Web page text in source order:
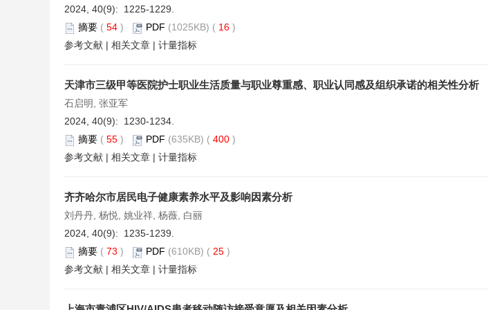
2024, 40(9): 1225-1229.
摘要 ( 54 ) PDF (1025KB) ( 16 )
参考文献 | 相关文章 | 计量指标
天津市三级甲等医院护士职业生活质量与职业尊重感、职业认同感及组织承诺的相关性分析
石启明, 张亚军
2024, 40(9): 1230-1234.
摘要 ( 55 ) PDF (635KB) ( 400 )
参考文献 | 相关文章 | 计量指标
齐齐哈尔市居民电子健康素养水平及影响因素分析
刘丹丹, 杨悦, 姚业祥, 杨薇, 白丽
2024, 40(9): 1235-1239.
摘要 ( 73 ) PDF (610KB) ( 25 )
参考文献 | 相关文章 | 计量指标